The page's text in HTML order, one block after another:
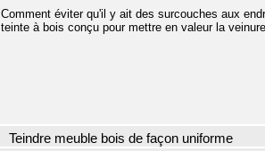
Comment éviter qu'il y ait des surcouches aux
teinte à bois conçu pour mettre en valeur la
Teindre meuble bois de façon uniforme